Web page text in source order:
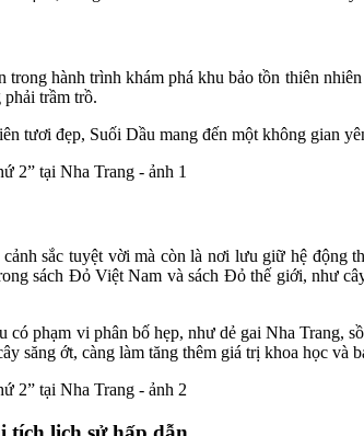
hành trình khám phá khu bảo tồn thiên
trầm trồ.
tươi đẹp, Suối Dầu mang đến một không gian
sắc tuyệt vời mà còn là nơi lưu giữ hệ động
sách Đỏ Việt Nam và sách Đỏ thế giới, như
phạm vi phân bố hẹp, như dẻ gai Nha
săng ớt, càng làm tăng thêm giá trị khoa học và